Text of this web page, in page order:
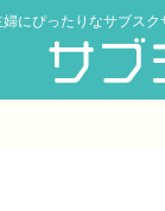
婦にぴったりなサブスク